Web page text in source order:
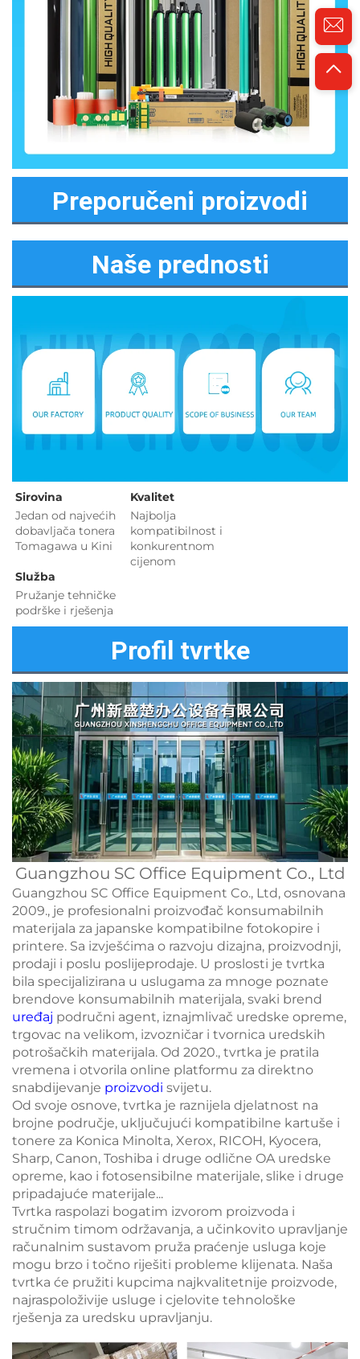
Preporučeni proizvodi
Naše prednosti
Sirovina
Jedan od najvećih
dobavljača tonera
Tomagawa u Kini
Kvalitet
Najbolja
konkurentnom
cijenom
Služba
Pružanje tehničke
podrške i rješenja
Profil tvrtke
Guangzhou SC Office Equipment Co., Ltd
Guangzhou SC Office Equipment Co., Ltd, osnovana
2009., je profesionalni proizvođač konsumabilnih
materijala za japanske kompatibilne fotokopire i
printere. Sa izvješćima o razvoju dizajna, proizvodnji,
prodaji i poslu poslijeprodaje. U proslosti je tvrtka
bila specijalizirana u uslugama za mnoge poznate
brendove konsumabilnih materijala, svaki brend
uređaj područni agent, iznajmlivač uredske opreme,
trgovac na velikom, izvozničar i tvornica uredskih
potrošačkih materijala. Od 2020., tvrtka je pratila
vremena i otvorila online platformu za direktno
snabdijevanje proizvodi svijetu.
Od svoje osnove, tvrtka je raznijela djelatnost na
brojne područje, uključujući kompatibilne kartuše i
tonere za Konica Minolta, Xerox, RICOH, Kyocera,
Sharp, Canon, Toshiba i druge odlične OA uredske
opreme, kao i fotosensibilne materijale, slike i druge
pripadajuće materijale...
Tvrtka raspolazi bogatim izvorom proizvoda i
stručnim timom održavanja, a učinkovito upravljanje
računalnim sustavom pruža praćenje usluga koje
mogu brzo i točno riješiti probleme klijenata. Naša
tvrtka će pružiti kupcima najkvalitetnije proizvode,
najraspoloživije usluge i cjelovite tehnološke
rješenja za uredsku upravljanju.